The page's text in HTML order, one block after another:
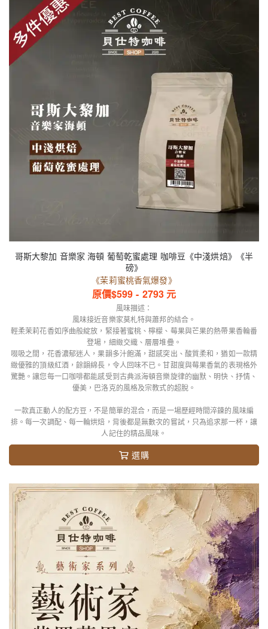
哥斯大黎加 音樂家 海頓 葡萄乾蜜處理 咖啡豆《中淺烘焙》《半
磅》
《茉莉蜜桃香氣爆發》
原價$599 - 2793 元
風味描述：
風味接近音樂家莫札特與蕭邦的結合。
輕柔茉莉花香如序曲般綻放，緊接著蜜桃、檸檬、莓果與芒果的熱帶果香輪番
登場，細緻交織、層層堆疊。
啜吸之間，花香濃郁迷人，果韻多汁飽滿，甜感突出、酸質柔和，猶如一款精
緻優雅的頂級紅酒，餘韻綿長，令人回味不已。甘甜度與莓果香氣的表現格外
驚艷。讓您每一口咖啡都能感受到古典派海頓音樂旋律的幽默、明快、抒情、
優美，巴洛克的風格及宗教式的超脫。
一款真正動人的配方豆，不是簡單的混合，而是一場歷經時間淬鍊的風味編
排。每一次調配、每一輪烘焙，背後都是無數次的嘗試，只為追求那一杯，讓
人記住的精品風味。
選購